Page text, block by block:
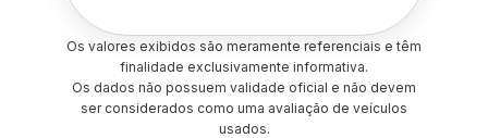
Os valores exibidos são meramente referenciais e têm
finalidade exclusivamente informativa.
Os dados não possuem validade oficial e não devem
ser considerados como uma avaliação de veículos
usados.